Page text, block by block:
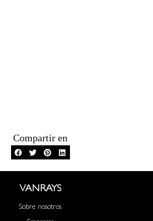
Compartir en
VANRAYS
Sobre nosotros